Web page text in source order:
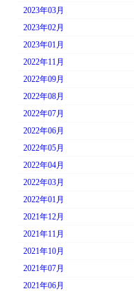
2023年03月
2023年02月
2023年01月
2022年11月
2022年09月
2022年08月
2022年07月
2022年06月
2022年05月
2022年04月
2022年03月
2022年01月
2021年12月
2021年11月
2021年10月
2021年07月
2021年06月